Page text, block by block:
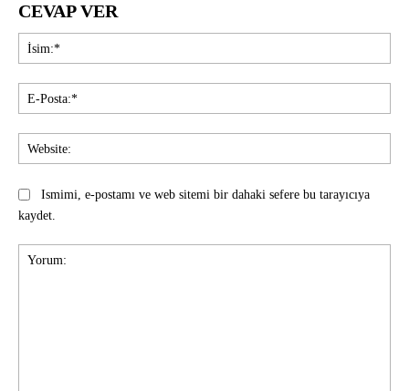
CEVAP VER
Ismimi, e-postamı ve web sitemi bir dahaki sefere bu tarayıcıya
kaydet.